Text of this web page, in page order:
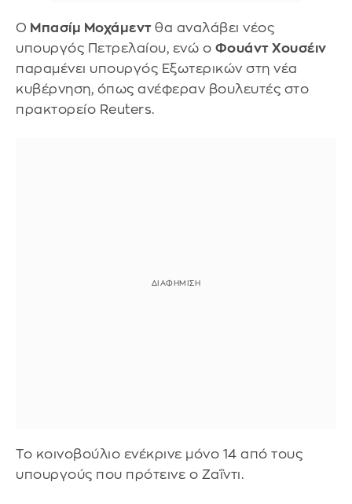
Ο Μπασίμ Μοχάμεντ θα αναλάβει νέος
υπουργός Πετρελαίου, ενώ ο Φουάντ Χουσέιν
παραμένει υπουργός Εξωτερικών στη νέα
κυβέρνηση, όπως ανέφεραν βουλευτές στο
πρακτορείο Reuters.
Το κοινοβούλιο ενέκρινε μόνο 14 από τους
υπουργούς που πρότεινε ο Ζαΐντι.